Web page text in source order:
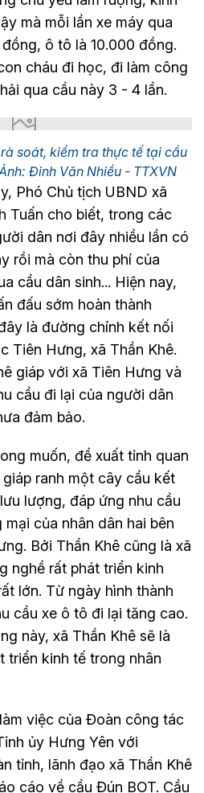
mà mỗi lần xe máy qua
ô tô là 10.000 đồng.
cháu đi học, đi làm công
qua cầu này 3 - 4 lần.
soát, kiểm tra thực tế tại cầu
Đinh Văn Nhiều - TTXVN
Phó Chủ tịch UBND xã
Tuấn cho biết, trong các
dân nơi đây nhiều lần có
rồi mà còn thu phí của
cầu dân sinh... Hiện nay,
đấu sớm hoàn thành
là đường chính kết nối
Tiên Hưng, xã Thần Khê.
giáp với xã Tiên Hưng và
cầu đi lại của người dân
đảm bảo.
muốn, đề xuất tỉnh quan
ranh một cây cầu kết
lượng, đáp ứng nhu cầu
của nhân dân hai bên
Bởi Thần Khê cũng là xã
nghề rất phát triển kinh
lớn. Từ ngày hình thành
cầu xe ô tô đi lại tăng cao.
này, xã Thần Khê sẽ là
triển kinh tế trong nhân
việc của Đoàn công tác
ủy Hưng Yên với
tỉnh, lãnh đạo xã Thần Khê
cáo về cầu Đún BOT. Cầu